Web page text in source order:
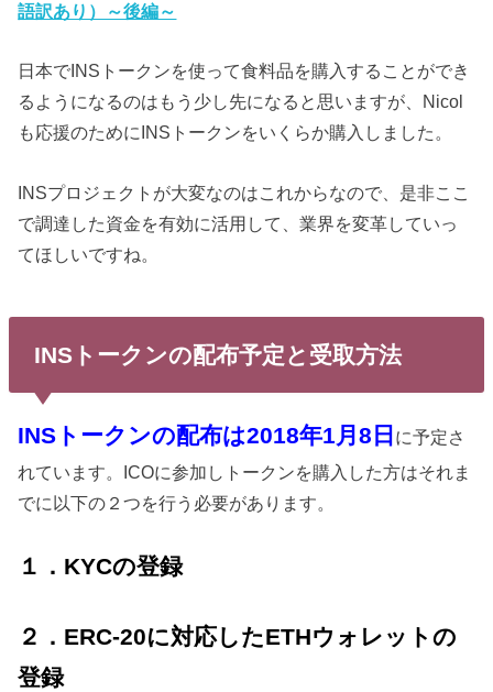
語訳あり）～後編～
日本でINSトークンを使って食料品を購入することができ
るようになるのはもう少し先になると思いますが、Nicol
も応援のためにINSトークンをいくらか購入しました。
INSプロジェクトが大変なのはこれからなので、是非ここ
で調達した資金を有効に活用して、業界を変革していっ
てほしいですね。
INSトークンの配布予定と受取方法
INSトークンの配布は2018年1月8日 に予定さ
れています。ICOに参加しトークンを購入した方はそれま
でに以下の２つを行う必要があります。
１．KYCの登録
２．ERC-20に対応したETHウォレットの
登録